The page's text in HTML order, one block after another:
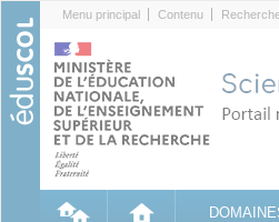
Menu principal Contenu